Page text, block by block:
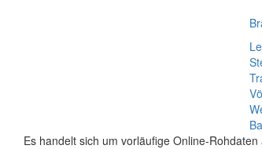
Es handelt sich um vorläufige Online-